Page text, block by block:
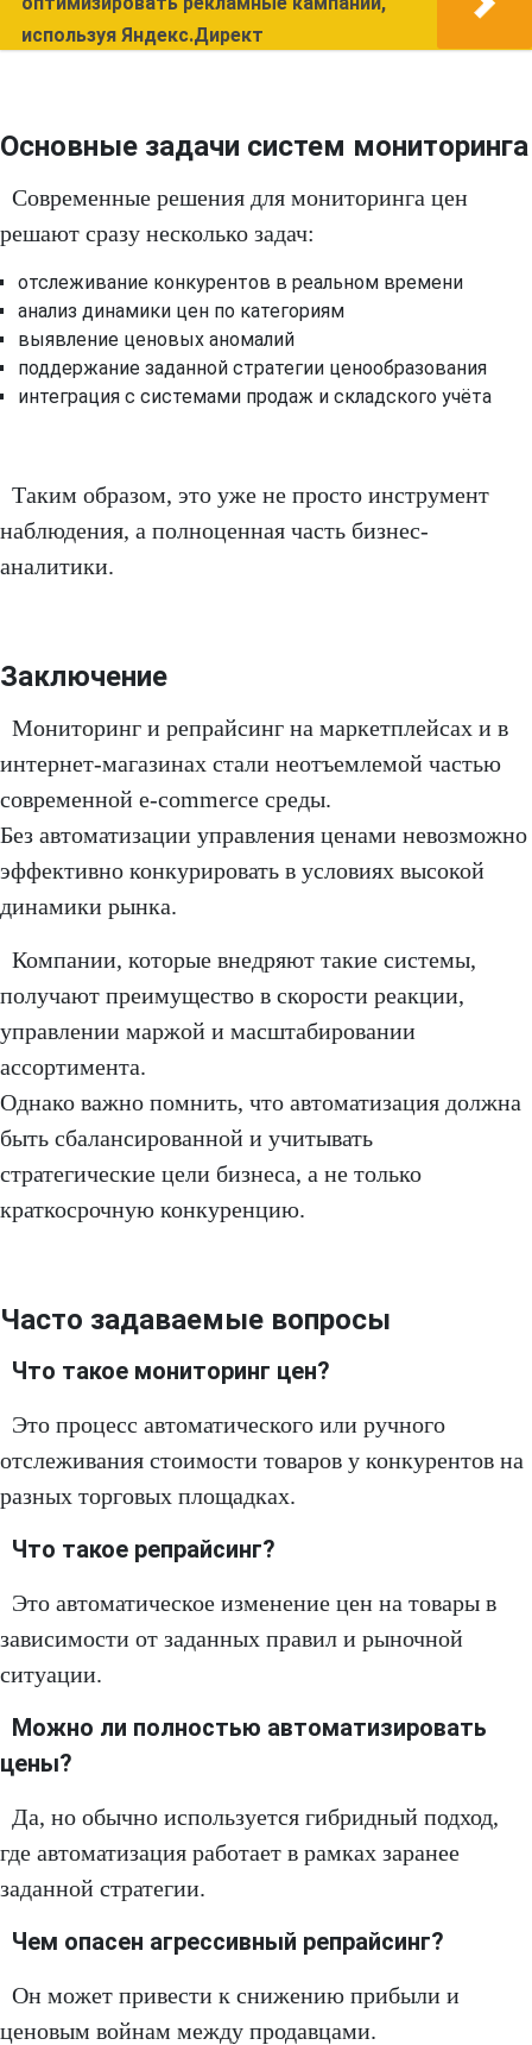
используя Яндекс.Директ
Основные задачи систем мониторинга
Современные решения для мониторинга цен
решают сразу несколько задач:
отслеживание конкурентов в реальном времени
анализ динамики цен по категориям
выявление ценовых аномалий
поддержание заданной стратегии ценообразования
интеграция с системами продаж и складского учёта
Таким образом, это уже не просто инструмент
наблюдения, а полноценная часть бизнес-
аналитики.
Заключение
Мониторинг и репрайсинг на маркетплейсах и в
интернет-магазинах стали неотъемлемой частью
современной e-commerce среды.
Без автоматизации управления ценами невозможно
эффективно конкурировать в условиях высокой
динамики рынка.
Компании, которые внедряют такие системы,
получают преимущество в скорости реакции,
управлении маржой и масштабировании
ассортимента.
Однако важно помнить, что автоматизация должна
быть сбалансированной и учитывать
стратегические цели бизнеса, а не только
краткосрочную конкуренцию.
Часто задаваемые вопросы
Что такое мониторинг цен?
Это процесс автоматического или ручного
отслеживания стоимости товаров у конкурентов на
разных торговых площадках.
Что такое репрайсинг?
Это автоматическое изменение цен на товары в
зависимости от заданных правил и рыночной
ситуации.
Можно ли полностью автоматизировать
цены?
Да, но обычно используется гибридный подход,
где автоматизация работает в рамках заранее
заданной стратегии.
Чем опасен агрессивный репрайсинг?
Он может привести к снижению прибыли и
ценовым войнам между продавцами.